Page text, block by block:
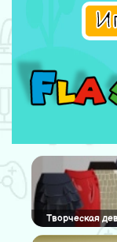
Творческая